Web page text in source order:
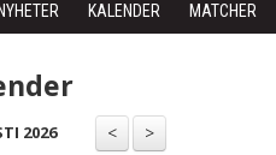
NYHETER KALENDER MATCHER
2026